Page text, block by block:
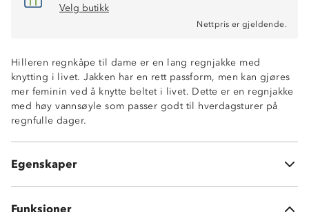
Velg butikk
Nettpris er gjeldende.
Hilleren regnkåpe til dame er en lang regnjakke med
knytting i livet. Jakken har en rett passform, men kan gjøres
mer feminin ved å knytte beltet i livet. Dette er en regnjakke
med høy vannsøyle som passer godt til hverdagsturer på
regnfulle dager.
Egenskaper
Reflekslogo på erme
To stikklommer med klaffer
Dobbel stormklaff foran med trykk knapper
Gode stramme muligheter på hette og på ermer.
Feminin passform med markert midje
Yttermateriale: 100% PU
Funksjoner